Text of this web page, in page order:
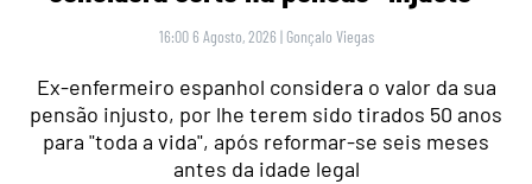
16:00 6 Agosto, 2026 | Gonçalo Viegas
Ex-enfermeiro espanhol considera o valor da sua
pensão injusto, por lhe terem sido tirados 50 anos
para "toda a vida", após reformar-se seis meses
antes da idade legal